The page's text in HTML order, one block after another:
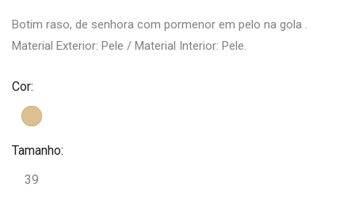
Botim raso, de senhora com pormenor em pelo na gola .
Material Exterior: Pele / Material Interior: Pele.
Cor:
Tamanho:
39